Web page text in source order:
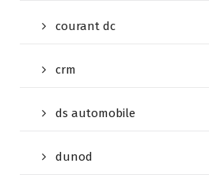
courant dc
crm
ds automobile
dunod